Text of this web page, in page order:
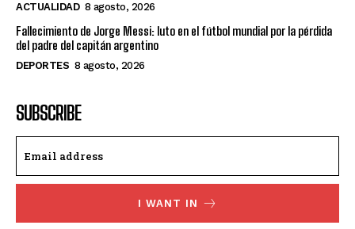
ACTUALIDAD 8 agosto, 2026
Fallecimiento de Jorge Messi: luto en el fútbol mundial por la pérdida
del padre del capitán argentino
DEPORTES 8 agosto, 2026
SUBSCRIBE
I WANT IN